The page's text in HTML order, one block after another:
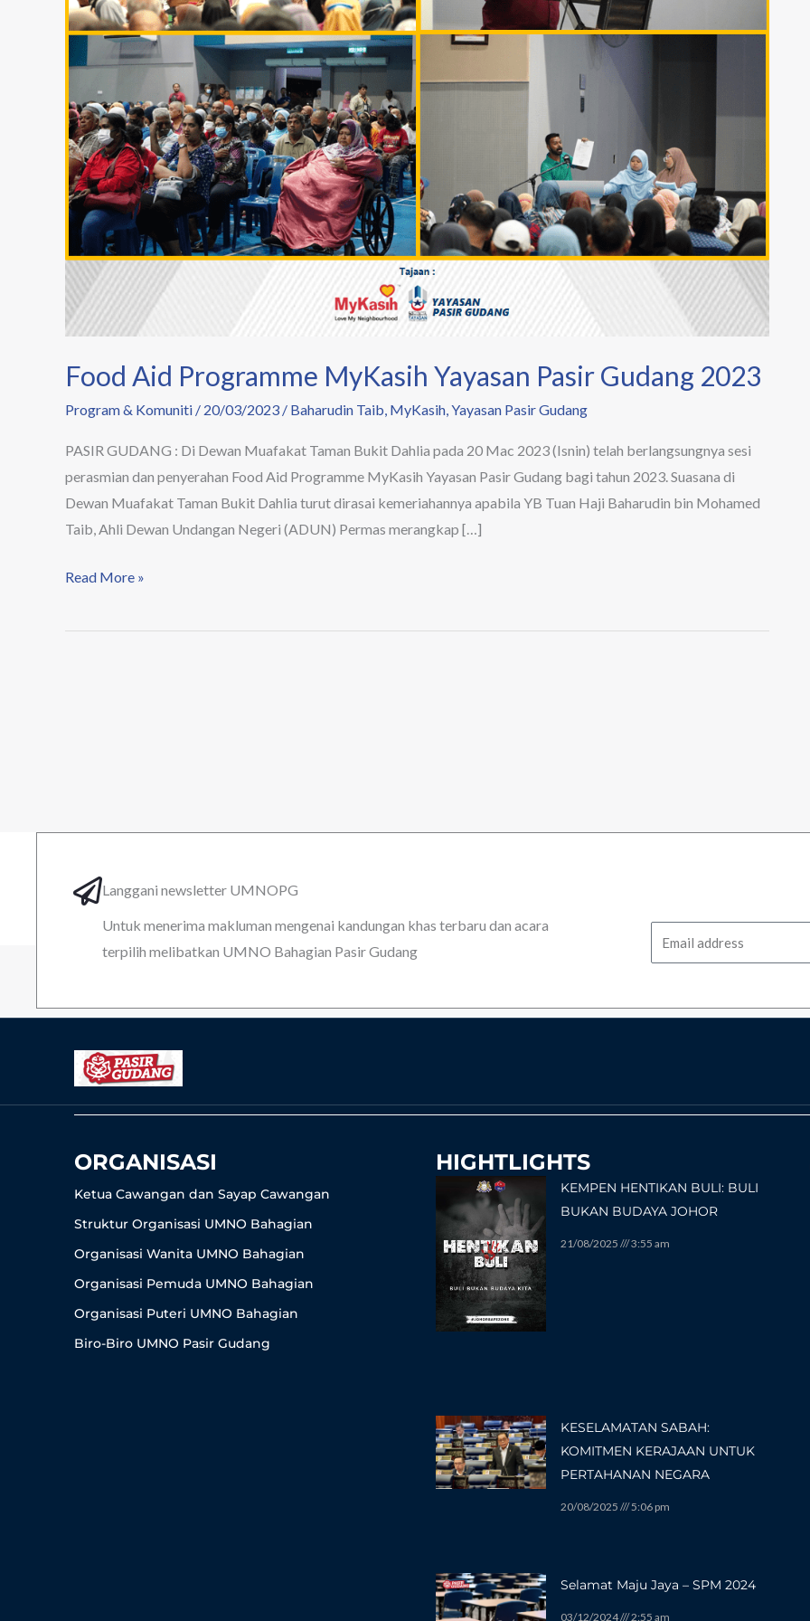
Food Aid Programme MyKasih Yayasan Pasir Gudang 2023
Program & Komuniti / 20/03/2023 / Baharudin Taib, MyKasih,Yayasan Pasir Gudang
PASIR GUDANG : Di Dewan Muafakat Taman Bukit Dahlia pada 20 Mac 2023 (Isnin) telah berlangsungnya sesi
perasmian dan penyerahan Food Aid Programme MyKasih Yayasan Pasir Gudang bagi tahun 2023. Suasana di
Dewan Muafakat Taman Bukit Dahlia turut dirasai kemeriahannya apabila YB Tuan Haji Baharudin bin Mohamed
Taib, Ahli Dewan Undangan Negeri (ADUN) Permas merangkap […]
2023
Read More »
Langgani newsletter UMNOPG
Untuk menerima makluman mengenai kandungan khas terbaru dan acara
terpilih melibatkan UMNO Bahagian Pasir Gudang
ORGANISASI
Ketua Cawangan dan Sayap Cawangan
Struktur Organisasi UMNO Bahagian
Organisasi Wanita UMNO Bahagian
Organisasi Pemuda UMNO Bahagian
Organisasi Puteri UMNO Bahagian
Biro-Biro UMNO Pasir Gudang
HIGHTLIGHTS
KEMPEN HENTIKAN BULI: BULI
BUKAN BUDAYA JOHOR
21/08/2025 3:55 am
KESELAMATAN SABAH:
KOMITMEN KERAJAAN UNTUK
PERTAHANAN NEGARA
20/08/2025 5:06 pm
Selamat Maju Jaya – SPM 2024
03/12/2024 2:55 am